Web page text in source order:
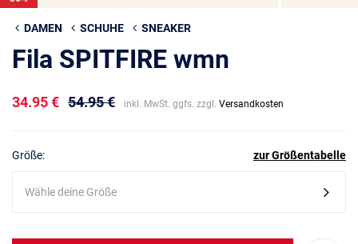
DAMEN SCHUHE SNEAKER
Fila SPITFIRE wmn
34.95 € 54.95 € inkl. MwSt. ggfs. zzgl. Versandkosten
Größe: zur Größentabelle
Wähle deine Größe